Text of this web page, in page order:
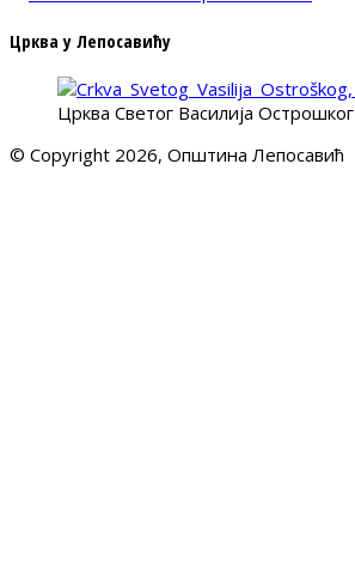
Црква у Лепосавићу
Црква Светог Василија Острошког
© Copyright 2026, Општина Лепосавић